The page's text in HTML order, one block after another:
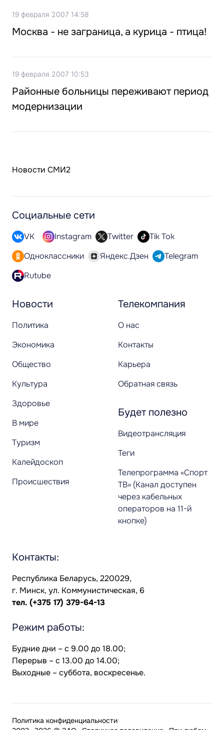
19 февраля 2007 14:58
Москва - не заграница, а курица - птица!
19 февраля 2007 10:53
Районные больницы переживают период
модернизации
Новости СМИ2
Новости
Политика
Экономика
Общество
Культура
Здоровье
В мире
Туризм
Калейдоскоп
Происшествия
Телекомпания
О нас
Контакты
Карьера
Обратная связь
Будет полезно
Видеотрансляция
Теги
Телепрограмма «Спорт
ТВ» (Канал доступен
через кабельных
операторов на 11-й
кнопке)
Социальные сети
VK Instagram Twitter
Tik Tok
Одноклассники
Яндекс.Дзен
Telegram
Rutube
Контакты:
Республика Беларусь, 220029,
г. Минск, ул. Коммунистическая, 6
тел. (+375 17) 379-64-13
Режим работы:
Будние дни – с 9.00 до 18.00;
Перерыв – с 13.00 до 14.00;
Выходные – суббота, воскресенье.
Политика конфиденциальности